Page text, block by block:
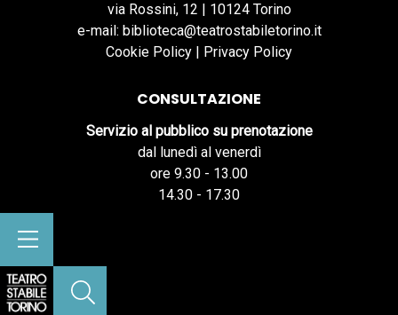
via Rossini, 12 | 10124 Torino
e-mail: biblioteca@teatrostabiletorino.it
Cookie Policy | Privacy Policy
CONSULTAZIONE
Servizio al pubblico su prenotazione
dal lunedì al venerdì
ore 9.30 - 13.00
14.30 - 17.30